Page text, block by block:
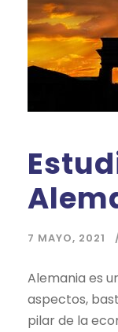
7 MAYO, 2021
Alemania es
aspectos,
pilar de la